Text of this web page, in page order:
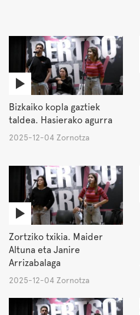
Bizkaiko kopla gaztiek
taldea. Hasierako agurra
2025-12-04 Zornotza
Zortziko txikia. Maider
Altuna eta Janire
Arrizabalaga
2025-12-04 Zornotza